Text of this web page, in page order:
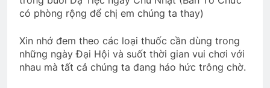
2 Years Ago
Đàu Xuân Lính Chúc
2 Years Ago
có phòng rộng để chị em chúng ta thay)
Xin nhớ đem theo các loại thuốc cần dùng trong
những ngày Đại Hội và suốt thời gian vui chơi với
nhau mà tất cả chúng ta đang háo hức trông chờ.